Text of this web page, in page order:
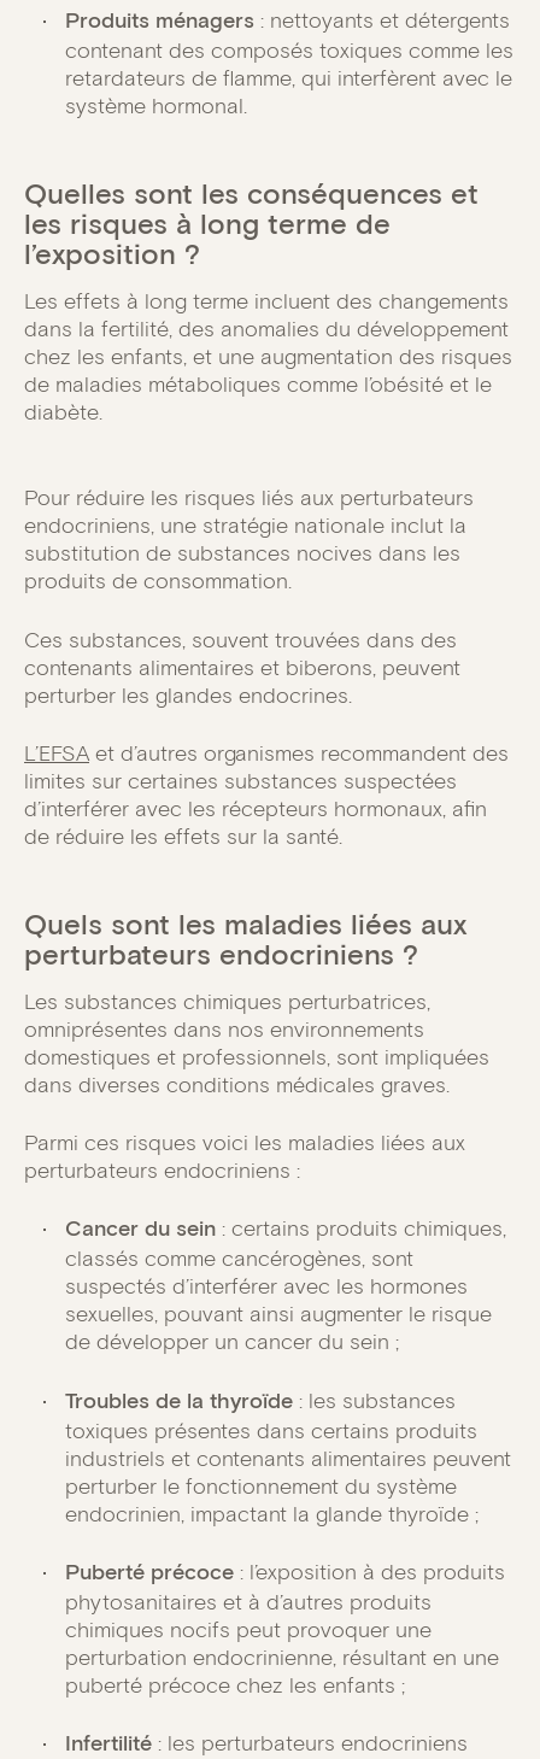
Produits ménagers : nettoyants et détergents
contenant des composés toxiques comme les
retardateurs de flamme, qui interfèrent avec le
système hormonal.
Quelles sont les conséquences et
les risques à long terme de
l’exposition ?
Les effets à long terme incluent des changements
dans la fertilité, des anomalies du développement
chez les enfants, et une augmentation des risques
de maladies métaboliques comme l’obésité et le
diabète.
Pour réduire les risques liés aux perturbateurs
endocriniens, une stratégie nationale inclut la
substitution de substances nocives dans les
produits de consommation.
Ces substances, souvent trouvées dans des
contenants alimentaires et biberons, peuvent
perturber les glandes endocrines.
L’EFSA et d’autres organismes recommandent des
limites sur certaines substances suspectées
d’interférer avec les récepteurs hormonaux, afin
de réduire les effets sur la santé.
Quels sont les maladies liées aux
perturbateurs endocriniens ?
Les substances chimiques perturbatrices,
omniprésentes dans nos environnements
domestiques et professionnels, sont impliquées
dans diverses conditions médicales graves.
Parmi ces risques voici les maladies liées aux
perturbateurs endocriniens :
Cancer du sein : certains produits chimiques,
classés comme cancérogènes, sont
suspectés d’interférer avec les hormones
sexuelles, pouvant ainsi augmenter le risque
de développer un cancer du sein ;
Troubles de la thyroïde : les substances
toxiques présentes dans certains produits
industriels et contenants alimentaires peuvent
perturber le fonctionnement du système
endocrinien, impactant la glande thyroïde ;
Puberté précoce : l’exposition à des produits
phytosanitaires et à d’autres produits
chimiques nocifs peut provoquer une
perturbation endocrinienne, résultant en une
puberté précoce chez les enfants ;
Infertilité : les perturbateurs endocriniens